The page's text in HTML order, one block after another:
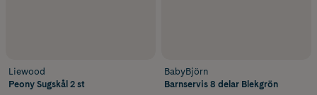
Liewood
Peony Sugskål 2 st
BabyBjörn
Barnservis 8 delar Blekgrön